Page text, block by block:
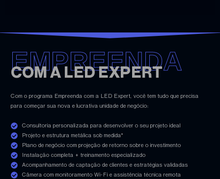
EMPREENDA
COM A LED EXPERT
Com o programa Empreenda com a LED Expert, você tem tudo que precisa
para começar sua nova e lucrativa unidade de negócio:
Consultoria personalizada para desenvolver o seu projeto ideal
Projeto e estrutura metálica sob medida*
Plano de negócio com projeção de retorno sobre o investimento
Instalação completa + treinamento especializado
Acompanhamento de captação de clientes e estratégias validadas
Câmera com monitoramento Wi-Fi e assistência técnica remota